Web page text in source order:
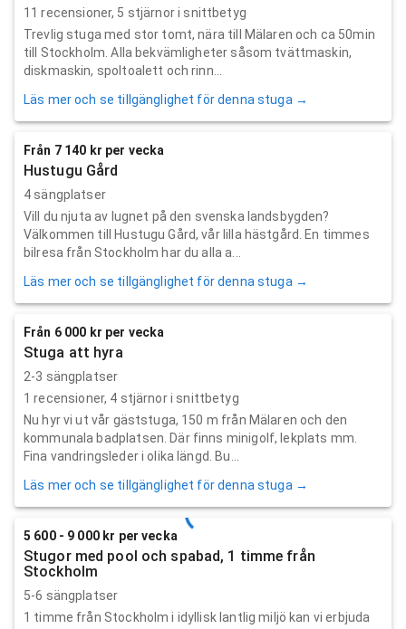
11 recensioner, 5 stjärnor i snittbetyg
Trevlig stuga med stor tomt, nära till Mälaren och ca 50min
till Stockholm. Alla bekvämligheter såsom tvättmaskin,
diskmaskin, spoltoalett och rinn...
Läs mer och se tillgänglighet för denna stuga →
Från 7 140 kr per vecka
Hustugu Gård
4 sängplatser
Vill du njuta av lugnet på den svenska landsbygden?
Välkommen till Hustugu Gård, vår lilla hästgård. En timmes
bilresa från Stockholm har du alla a...
Läs mer och se tillgänglighet för denna stuga →
Från 6 000 kr per vecka
Stuga att hyra
2-3 sängplatser
1 recensioner, 4 stjärnor i snittbetyg
Nu hyr vi ut vår gäststuga, 150 m från Mälaren och den
kommunala badplatsen. Där finns minigolf, lekplats mm.
Fina vandringsleder i olika längd. Bu...
Läs mer och se tillgänglighet för denna stuga →
5 600 - 9 000 kr per vecka
Stugor med pool och spabad, 1 timme från
Stockholm
5-6 sängplatser
1 timme från Stockholm i idyllisk lantlig miljö kan vi erbjuda